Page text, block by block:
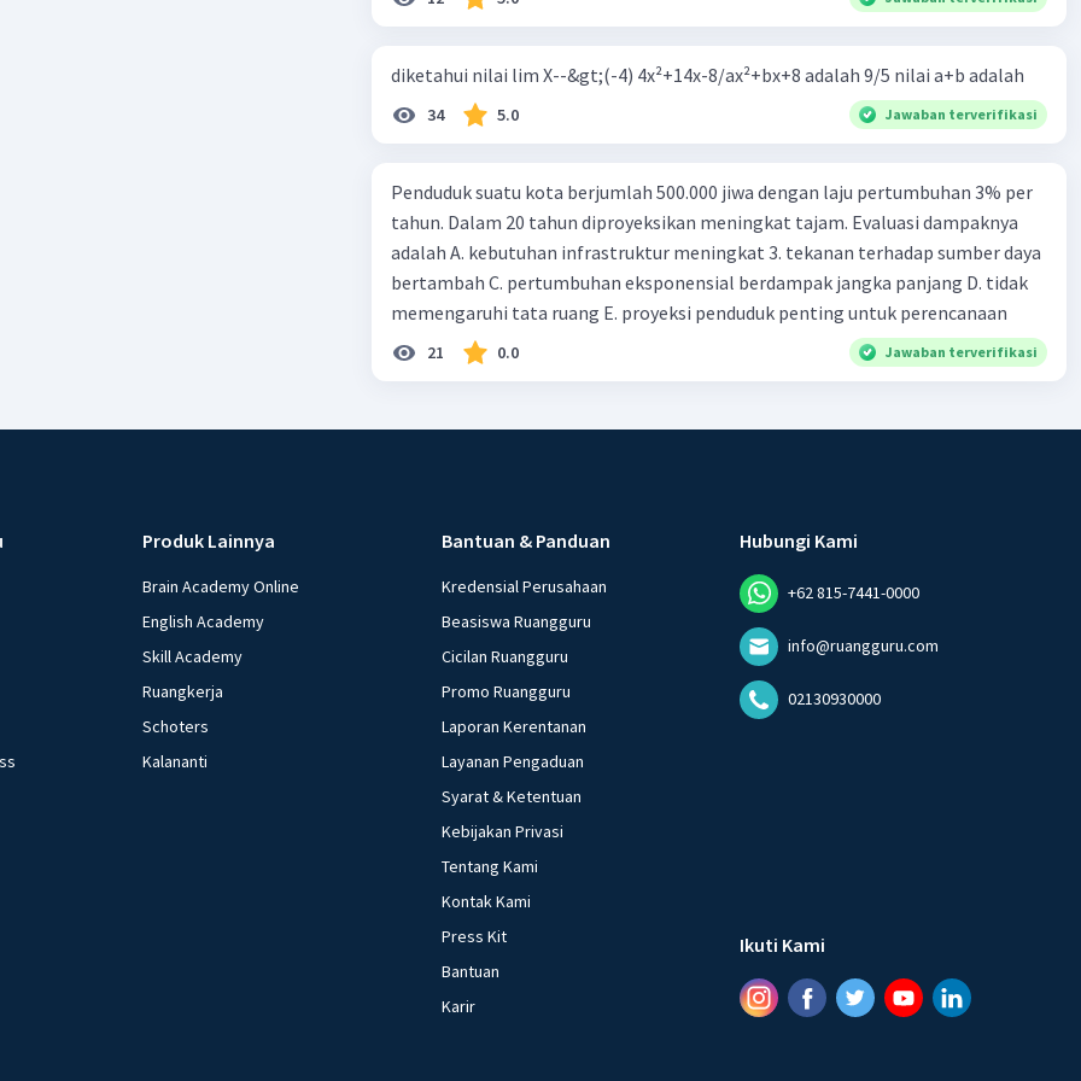
diketahui nilai lim X--&gt;(-4) 4x²+14x-8/ax²+bx+8 adalah 9/5 nilai a+b adalah
34 5.0 Jawaban terverifikasi
Penduduk suatu kota berjumlah 500.000 jiwa dengan laju pertumbuhan 3% per
tahun. Dalam 20 tahun diproyeksikan meningkat tajam. Evaluasi dampaknya
adalah A. kebutuhan infrastruktur meningkat 3. tekanan terhadap sumber daya
bertambah C. pertumbuhan eksponensial berdampak jangka panjang D. tidak
memengaruhi tata ruang E. proyeksi penduduk penting untuk perencanaan
21 0.0 Jawaban terverifikasi
Produk Lainnya
Brain Academy Online
English Academy
Skill Academy
Ruangkerja
Schoters
Kalananti
Bantuan & Panduan
Kredensial Perusahaan
Beasiswa Ruangguru
Cicilan Ruangguru
Promo Ruangguru
Laporan Kerentanan
Layanan Pengaduan
Syarat & Ketentuan
Kebijakan Privasi
Tentang Kami
Kontak Kami
Press Kit
Bantuan
Karir
Hubungi Kami
+62 815-7441-0000
info@ruangguru.com
02130930000
Ikuti Kami